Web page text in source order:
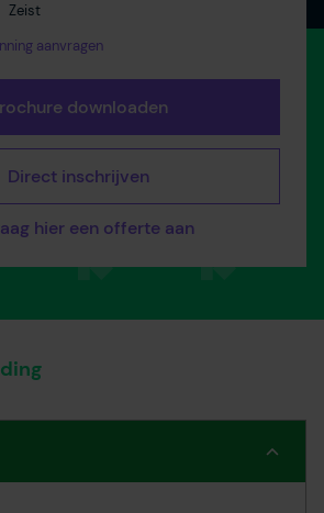
Zeist
aanvragen
downloaden
Direct inschrijven
hier een offerte aan